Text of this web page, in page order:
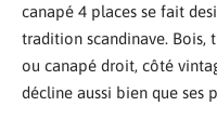
canapé 4 places se fait
tradition scandinave. Bois,
ou canapé droit, côté
décline aussi bien que ses